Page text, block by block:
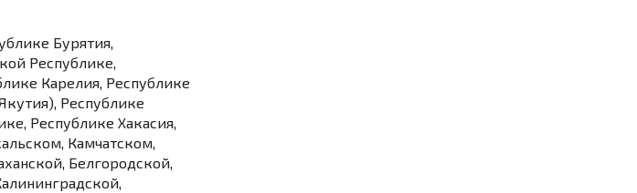
Бурятия,
Республике,
Карелия, Республике
Республике
Республике Хакасия,
Камчатском,
Белгородской,